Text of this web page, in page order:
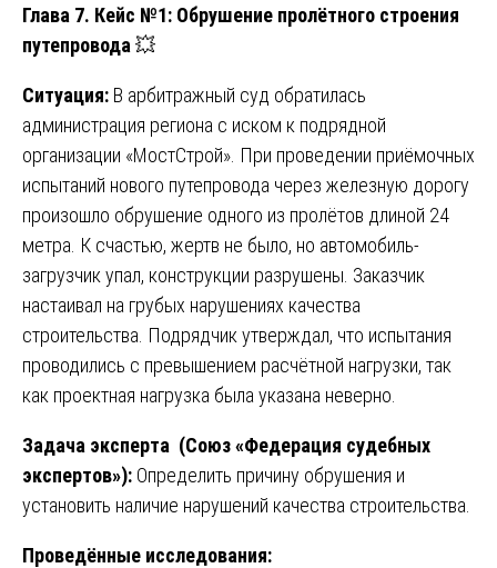
Глава 7. Кейс №1: Обрушение пролётного строения
путепровода 💥
Ситуация: В арбитражный суд обратилась
администрация региона с иском к подрядной
организации «МостСтрой». При проведении приёмочных
испытаний нового путепровода через железную дорогу
произошло обрушение одного из пролётов длиной 24
метра. К счастью, жертв не было, но автомобиль-
загрузчик упал, конструкции разрушены. Заказчик
настаивал на грубых нарушениях качества
строительства. Подрядчик утверждал, что испытания
проводились с превышением расчётной нагрузки, так
как проектная нагрузка была указана неверно.
Задача эксперта (Союз «Федерация судебных
экспертов»): Определить причину обрушения и
установить наличие нарушений качества строительства.
Проведённые исследования: